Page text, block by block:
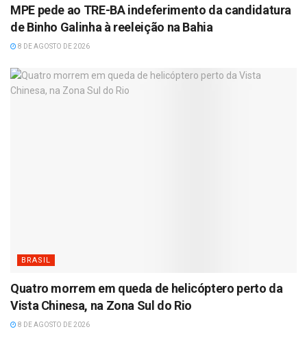
MPE pede ao TRE-BA indeferimento da candidatura
de Binho Galinha à reeleição na Bahia
8 DE AGOSTO DE 2026
BRASIL
Quatro morrem em queda de helicóptero perto da
Vista Chinesa, na Zona Sul do Rio
8 DE AGOSTO DE 2026